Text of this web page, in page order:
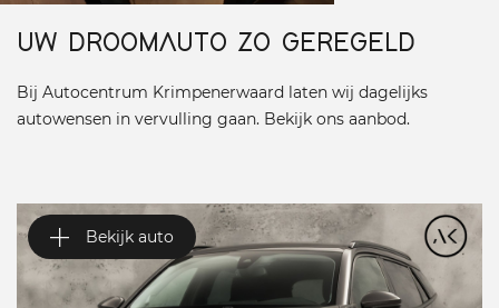
UW DROOMAUTO ZO GEREGELD
Bij Autocentrum Krimpenerwaard laten wij dagelijks
autowensen in vervulling gaan. Bekijk ons aanbod.
Bekijk auto